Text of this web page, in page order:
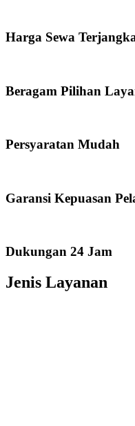
Harga Sewa
Beragam Pilihan
Persyaratan Mudah
Garansi Kepuasan
Dukungan 24 Jam
Jenis Layanan